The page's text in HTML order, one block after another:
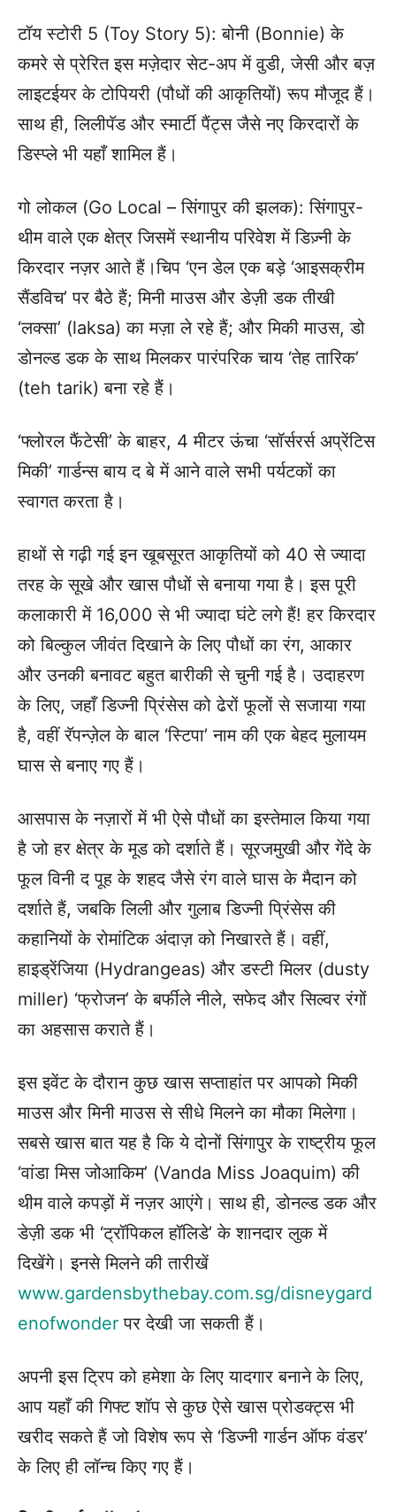
टॉय स्टोरी 5 (Toy Story 5): बोनी (Bonnie) के
कमरे से प्रेरित इस मज़ेदार सेट-अप में वुडी, जेसी और बज़
लाइटईयर के टोपियरी (पौधों की आकृतियों) रूप मौजूद हैं।
साथ ही, लिलीपॅड और स्मार्टी पैंट्स जैसे नए किरदारों के
डिस्प्ले भी यहाँ शामिल हैं।
गो लोकल (Go Local – सिंगापुर की झलक): सिंगापुर-
थीम वाले एक क्षेत्र जिसमें स्थानीय परिवेश में डिज़्नी के
किरदार नज़र आते हैं।चिप ‘एन डेल एक बड़े ‘आइसक्रीम
सैंडविच’ पर बैठे हैं; मिनी माउस और डेज़ी डक तीखी
‘लक्सा’ (laksa) का मज़ा ले रहे हैं; और मिकी माउस, डो
डोनल्ड डक के साथ मिलकर पारंपरिक चाय ‘तेह तारिक’
(teh tarik) बना रहे हैं।
‘फ्लोरल फैंटेसी’ के बाहर, 4 मीटर ऊंचा ‘सॉर्सरर्स अप्रेंटिस
मिकी’ गार्डन्स बाय द बे में आने वाले सभी पर्यटकों का
स्वागत करता है।
हाथों से गढ़ी गई इन खूबसूरत आकृतियों को 40 से ज्यादा
तरह के सूखे और खास पौधों से बनाया गया है। इस पूरी
कलाकारी में 16,000 से भी ज्यादा घंटे लगे हैं! हर किरदार
को बिल्कुल जीवंत दिखाने के लिए पौधों का रंग, आकार
और उनकी बनावट बहुत बारीकी से चुनी गई है। उदाहरण
के लिए, जहाँ डिज्नी प्रिंसेस को ढेरों फूलों से सजाया गया
है, वहीं रॅपन्ज़ेल के बाल ‘स्टिपा’ नाम की एक बेहद मुलायम
घास से बनाए गए हैं।
आसपास के नज़ारों में भी ऐसे पौधों का इस्तेमाल किया गया
है जो हर क्षेत्र के मूड को दर्शाते हैं। सूरजमुखी और गेंदे के
फूल विनी द पूह के शहद जैसे रंग वाले घास के मैदान को
दर्शाते हैं, जबकि लिली और गुलाब डिज्नी प्रिंसेस की
कहानियों के रोमांटिक अंदाज़ को निखारते हैं। वहीं,
हाइड्रेंजिया (Hydrangeas) और डस्टी मिलर (dusty
miller) ‘फ्रोजन’ के बर्फीले नीले, सफेद और सिल्वर रंगों
का अहसास कराते हैं।
इस इवेंट के दौरान कुछ खास सप्ताहांत पर आपको मिकी
माउस और मिनी माउस से सीधे मिलने का मौका मिलेगा।
सबसे खास बात यह है कि ये दोनों सिंगापुर के राष्ट्रीय फूल
‘वांडा मिस जोआकिम’ (Vanda Miss Joaquim) की
थीम वाले कपड़ों में नज़र आएंगे। साथ ही, डोनल्ड डक और
डेज़ी डक भी ‘ट्रॉपिकल हॉलिडे’ के शानदार लुक में
दिखेंगे। इनसे मिलने की तारीखें
www.gardensbythebay.com.sg/disneygard
enofwonder पर देखी जा सकती हैं।
अपनी इस ट्रिप को हमेशा के लिए यादगार बनाने के लिए,
आप यहाँ की गिफ्ट शॉप से कुछ ऐसे खास प्रोडक्ट्स भी
खरीद सकते हैं जो विशेष रूप से ‘डिज्नी गार्डन ऑफ वंडर’
के लिए ही लॉन्च किए गए हैं।